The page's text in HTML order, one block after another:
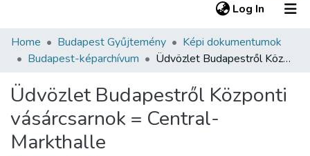
Log In (current)
Communities & Collections
Statistics
About us
Home Budapest Gyűjtemény
Képi dokumentumok
Budapest-képarchívum
Üdvözlet Budapestről Központi vásárcsarnok = Central-Markthalle
Üdvözlet Budapestről Központi
vásárcsarnok = Central-
Markthalle